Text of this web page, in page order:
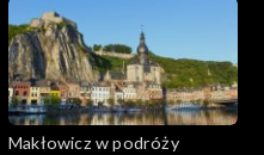
Makłowicz w podróży